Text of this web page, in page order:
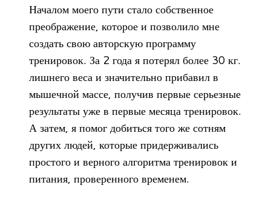
Началом моего пути стало собственное
преображение, которое и позволило мне
создать свою авторскую программу
тренировок. За 2 года я потерял более 30 кг.
лишнего веса и значительно прибавил в
мышечной массе, получив первые серьезные
результаты уже в первые месяца тренировок.
А затем, я помог добиться того же сотням
других людей, которые придерживались
простого и верного алгоритма тренировок и
питания, проверенного временем.